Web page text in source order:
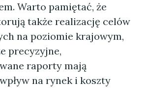
Warto pamiętać, że
także realizację celów
na poziomie krajowym,
precyzyjne,
raporty mają
na rynek i koszty